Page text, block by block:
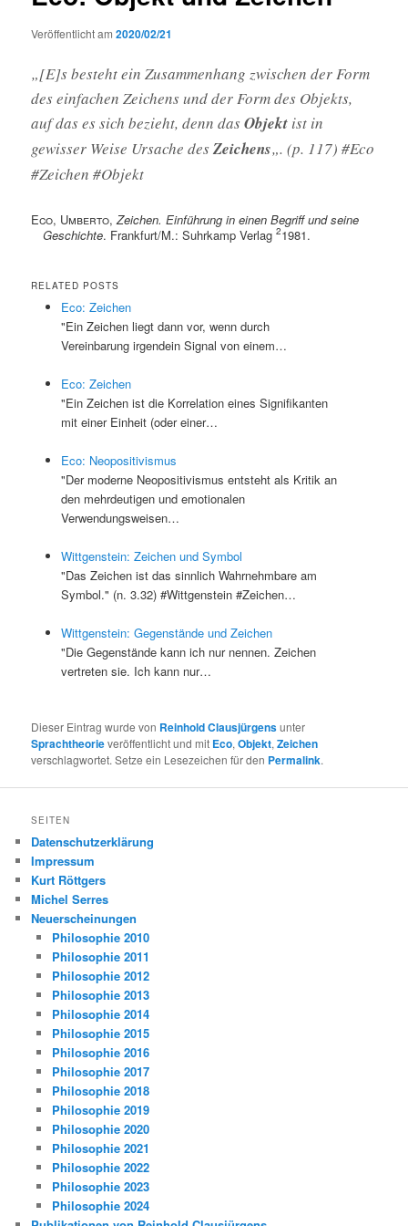
Veröffentlicht am2020/02/21
„[E]s besteht ein Zusammenhang zwischen der Form
des einfachen Zeichens und der Form des Objekts,
auf das es sich bezieht, denn dasObjekt ist in
gewisser Weise Ursache desZeichens„. (p. 117) #Eco
#Zeichen #Objekt
Eco, Umberto,Zeichen. Einführung in einen Begriff und seine
Geschichte. Frankfurt/M.: Suhrkamp Verlag21981.
RELATED POSTS
Eco: Zeichen
"Ein Zeichen liegt dann vor, wenn durch
Vereinbarung irgendein Signal von einem…
Eco: Zeichen
"Ein Zeichen ist die Korrelation eines Signifikanten
mit einer Einheit (oder einer…
Eco: Neopositivismus
"Der moderne Neopositivismus entsteht als Kritik an
den mehrdeutigen und emotionalen
Verwendungsweisen…
Wittgenstein: Zeichen und Symbol
"Das Zeichen ist das sinnlich Wahrnehmbare am
Symbol." (n. 3.32) #Wittgenstein #Zeichen…
Wittgenstein: Gegenstände und Zeichen
"Die Gegenstände kann ich nur nennen. Zeichen
vertreten sie. Ich kann nur…
Dieser Eintrag wurde von Reinhold Clausjürgensunter
Sprachtheorieveröffentlicht und mit Eco,Objekt,Zeichen
verschlagwortet. Setze ein Lesezeichen für den Permalink.
SEITEN
Datenschutzerklärung
Impressum
Kurt Röttgers
Michel Serres
Neuerscheinungen
Philosophie 2010
Philosophie 2011
Philosophie 2012
Philosophie 2013
Philosophie 2014
Philosophie 2015
Philosophie 2016
Philosophie 2017
Philosophie 2018
Philosophie 2019
Philosophie 2020
Philosophie 2021
Philosophie 2022
Philosophie 2023
Philosophie 2024